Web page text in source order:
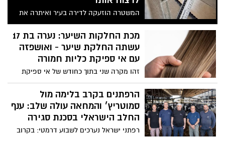
המשטרה הוזעקה לדירה בעיר ואיתרה את
הקורבן עם פצעי דקירה קשים; בדירה נמצאו
סכינים מגואלות בדם
מכת החלקות השיער: נערה בת 17
עשתה החלקת שיער - ואושפזה
עם אי ספיקת כליות חמורה
זהו מקרה שני בתוך כחודש של אי ספיקת
כליות עקב החלקת שיער
הרפתנים בקרב בלימה מול
סמוטריץ׳ והמחאה עולה שלב: ענף
החלב הישראלי בסכנת סגירה
רפתני ישראל נערכים לשבוע דרמטי: בקרוב